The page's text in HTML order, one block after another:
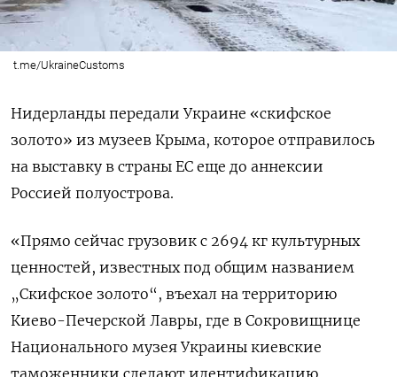
t.me/UkraineCustoms
Нидерланды передали Украине «скифское
золото» из музеев Крыма, которое отправилось
на выставку в страны ЕС еще до аннексии
Россией полуострова.
«Прямо сейчас грузовик с 2694 кг культурных
ценностей, известных под общим названием
„Скифское золото“, въехал на территорию
Киево-Печерской Лавры, где в Сокровищнице
Национального музея Украины киевские
таможенники сделают идентификацию